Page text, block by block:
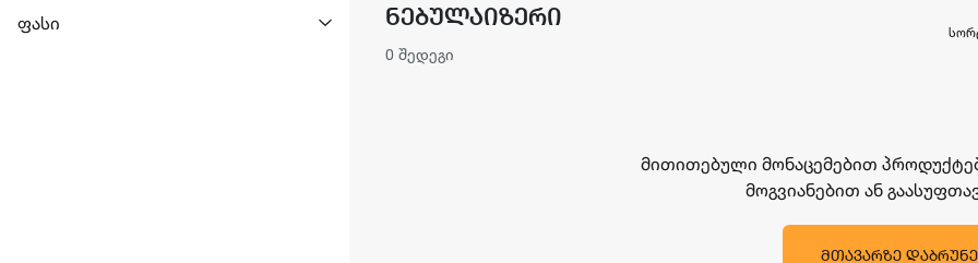
ფასი ᲜᲔᲑᲣᲚᲐᲘᲖᲔᲠᲘ
0 შედეგი
მითითებული მონაცემებით
მოგვიანებით ან
ᲛᲗᲐᲕᲐᲠᲖᲔ